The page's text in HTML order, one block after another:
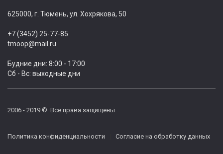
625000, г. Тюмень, ул. Хохрякова, 50
+7 (3452) 25-77-85
tmoop@mail.ru
Будние дни: 8:00 - 17:00
Сб - Вс: выходные дни
2006 - 2019 © Все права защищены
Политика конфиденциальности Согласие на обработку данных